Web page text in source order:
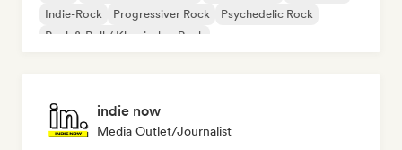
Indie-Rock
Progressiver Rock
Psychedelic Rock
Rock & Roll / Klassischer Rock
indie now
Media Outlet/Journalist